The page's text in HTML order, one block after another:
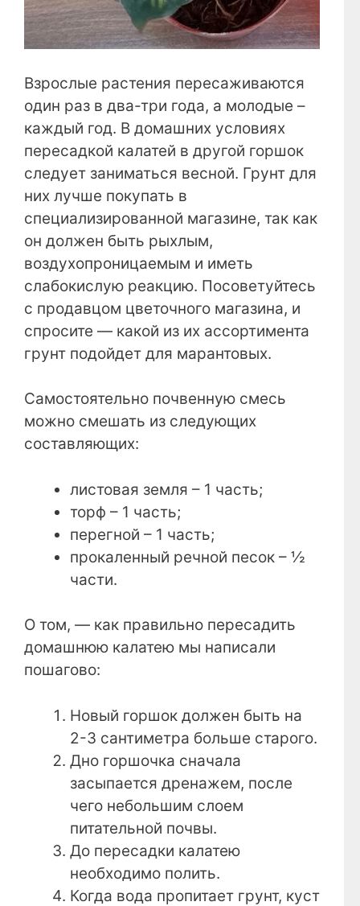
Взрослые растения пересаживаются
один раз в два-три года, а молодые –
каждый год. В домашних условиях
пересадкой калатей в другой горшок
следует заниматься весной. Грунт для
них лучше покупать в
специализированной магазине, так как
он должен быть рыхлым,
воздухопроницаемым и иметь
слабокислую реакцию. Посоветуйтесь
с продавцом цветочного магазина, и
спросите — какой из их ассортимента
грунт подойдет для марантовых.
Самостоятельно почвенную смесь
можно смешать из следующих
составляющих:
листовая земля – 1 часть;
торф – 1 часть;
перегной – 1 часть;
прокаленный речной песок – ½
части.
О том, — как правильно пересадить
домашнюю калатею мы написали
пошагово:
Новый горшок должен быть на
2-3 сантиметра больше старого.
Дно горшочка сначала
засыпается дренажем, после
чего небольшим слоем
питательной почвы.
До пересадки калатею
необходимо полить.
Когда вода пропитает грунт, куст